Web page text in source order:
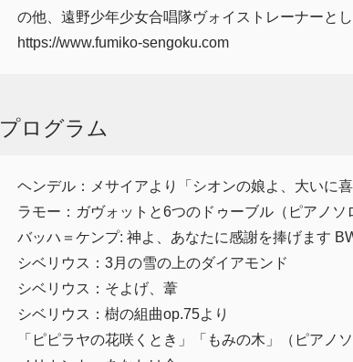
の他、遠野少年少女合唱隊ヴォイストレーナーと
https://www.fumiko-sengoku.com
プログラム
ヘンデル：メサイアより「シオンの娘よ、大いに喜
ラモー：ガヴォットと6つのドゥーブル（ピアノソ
バッハ＝ケンプ: 神よ、あなたに感謝を捧げます
シベリウス：3月の雪の上のダイアモンド
シベリウス：そよげ、葦
シベリウス：樹の組曲op.75より
「ピピラヤの花咲くとき」「もみの木」（ピアノソ